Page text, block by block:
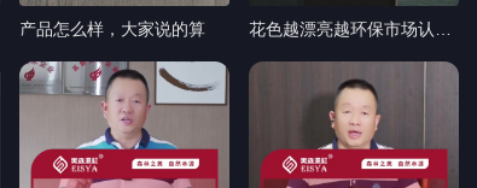
产品怎么样，大家说的算
花色越漂亮越环保市场认证
护墙板 #家具#惠州